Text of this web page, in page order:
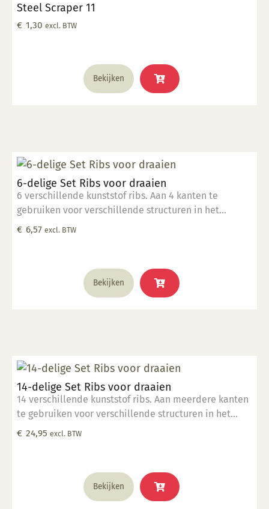
Steel Scraper 11
€ 1,30 excl. BTW
Bekijken
6-delige Set Ribs voor draaien
6 verschillende kunststof ribs. Aan 4 kanten te
gebruiken voor verschillende structuren in het
draaiwerk.
€ 6,57 excl. BTW
Bekijken
14-delige Set Ribs voor draaien
14 verschillende kunststof ribs. Aan meerdere kanten
te gebruiken voor verschillende structuren in het
draaiwerk.
€ 24,95 excl. BTW
Bekijken